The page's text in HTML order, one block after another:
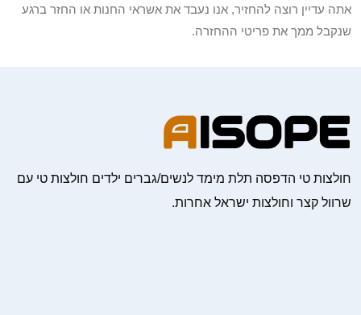
אתה עדיין רוצה להחזיר, אנו נעבד את אשראי החנות או החזר ברגע
שנקבל ממך את פריטי ההחזרה.
חולצות טי הדפסה תלת מימד לנשים/גברים ילדים חולצות טי עם
שרוול קצר וחולצות ישראל אחרות.